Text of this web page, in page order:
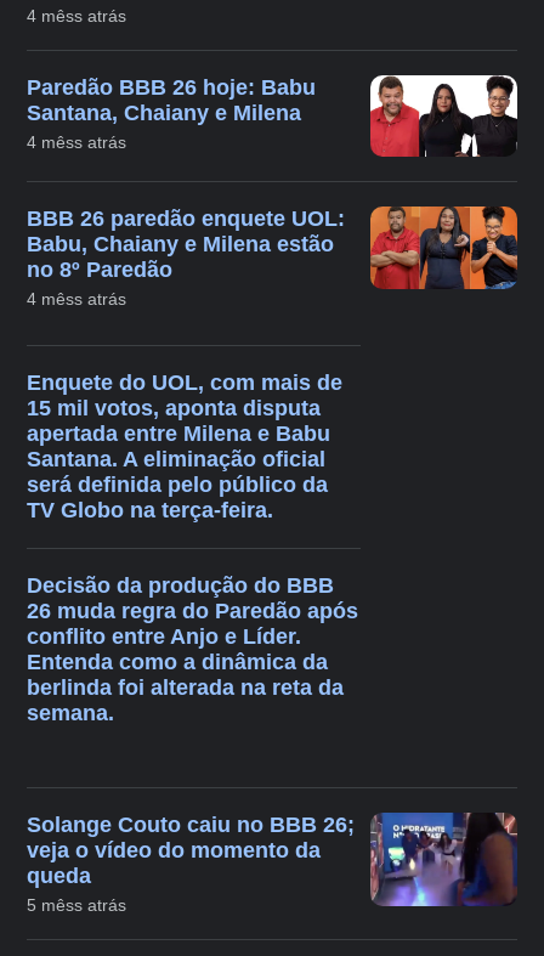
4 mêss atrás
Paredão BBB 26 hoje: Babu
Santana, Chaiany e Milena
4 mêss atrás
BBB 26 paredão enquete UOL:
Babu, Chaiany e Milena estão
no 8º Paredão
4 mêss atrás
Enquete do UOL, com mais de
15 mil votos, aponta disputa
apertada entre Milena e Babu
Santana. A eliminação oficial
será definida pelo público da
TV Globo na terça-feira.
Decisão da produção do BBB
26 muda regra do Paredão após
conflito entre Anjo e Líder.
Entenda como a dinâmica da
berlinda foi alterada na reta da
semana.
Solange Couto caiu no BBB 26;
veja o vídeo do momento da
queda
5 mêss atrás